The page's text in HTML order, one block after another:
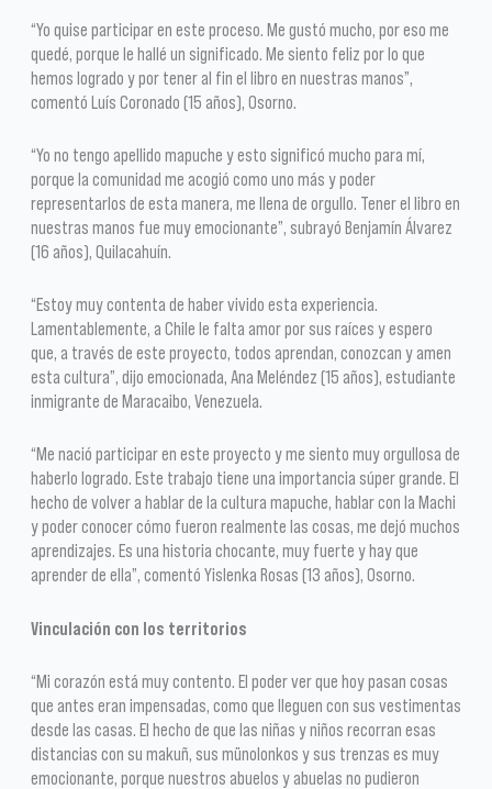
“Yo quise participar en este proceso. Me gustó mucho, por eso me
quedé, porque le hallé un significado. Me siento feliz por lo que
hemos logrado y por tener al fin el libro en nuestras manos”,
comentó Luís Coronado (15 años), Osorno.
“Yo no tengo apellido mapuche y esto significó mucho para mí,
porque la comunidad me acogió como uno más y poder
representarlos de esta manera, me llena de orgullo. Tener el libro en
nuestras manos fue muy emocionante”, subrayó Benjamín Álvarez
(16 años), Quilacahuín.
“Estoy muy contenta de haber vivido esta experiencia.
Lamentablemente, a Chile le falta amor por sus raíces y espero
que, a través de este proyecto, todos aprendan, conozcan y amen
esta cultura”, dijo emocionada, Ana Meléndez (15 años), estudiante
inmigrante de Maracaibo, Venezuela.
“Me nació participar en este proyecto y me siento muy orgullosa de
haberlo logrado. Este trabajo tiene una importancia súper grande. El
hecho de volver a hablar de la cultura mapuche, hablar con la Machi
y poder conocer cómo fueron realmente las cosas, me dejó muchos
aprendizajes. Es una historia chocante, muy fuerte y hay que
aprender de ella”, comentó Yislenka Rosas (13 años), Osorno.
Vinculación con los territorios
“Mi corazón está muy contento. El poder ver que hoy pasan cosas
que antes eran impensadas, como que lleguen con sus vestimentas
desde las casas. El hecho de que las niñas y niños recorran esas
distancias con su makuñ, sus münolonkos y sus trenzas es muy
emocionante, porque nuestros abuelos y abuelas no pudieron